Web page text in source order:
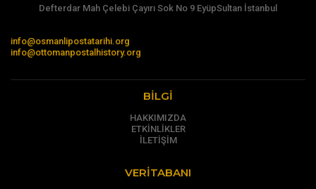
Defterdar Mah Çelebi Çayırı Sok No 9 EyüpSultan İstanbul
info@osmanlipostatarihi.org
info@ottomanpostalhistory.org
BILGI
HAKKIMIZDA
ETKİNLİKLER
İLETİŞİM
VERITABANI